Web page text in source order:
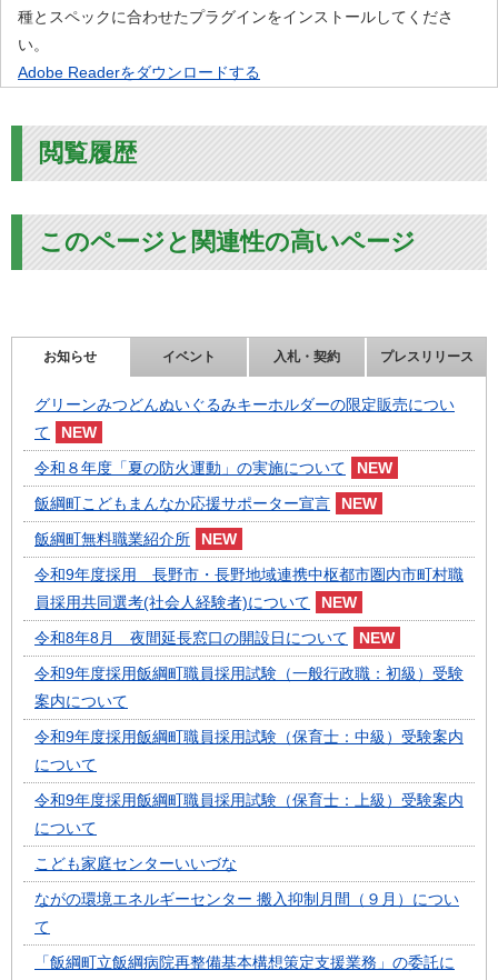
種とスペックに合わせたプラグインをインストールしてくださ
い。
Adobe Readerをダウンロードする
閲覧履歴
このページと関連性の高いページ
お知らせ イベント 入札・契約 プレスリリース
グリーンみつどんぬいぐるみキーホルダーの限定販売につい
て
令和８年度「夏の防火運動」の実施について
飯綱町こどもまんなか応援サポーター宣言
飯綱町無料職業紹介所
令和9年度採用 長野市・長野地域連携中枢都市圏内市町村職
員採用共同選考(社会人経験者)について
令和8年8月 夜間延長窓口の開設日について
令和9年度採用飯綱町職員採用試験（一般行政職：初級）受験
案内について
令和9年度採用飯綱町職員採用試験（保育士：中級）受験案内
について
令和9年度採用飯綱町職員採用試験（保育士：上級）受験案内
について
こども家庭センターいいづな
ながの環境エネルギーセンター 搬入抑制月間（９月）につい
て
「飯綱町立飯綱病院再整備基本構想策定支援業務」の委託に